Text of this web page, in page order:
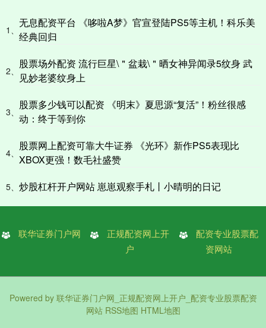
1、
无息配资平台 《哆啦A梦》官宣登陆PS5等主机！科乐美
经典回归
2、
股票场外配资 流行巨星\＂盆栽\＂晒女神异闻录5纹身 武
见妙老婆纹身上
3、
股票多少钱可以配资 《明末》夏思源“复活”！粉丝很感
动：终于等到你
4、
股票网上配资可靠大牛证券 《光环》新作PS5表现比
XBOX更强！数毛社盛赞
5、 炒股杠杆开户网站 崽崽观察手札丨小晴明的日记
联华证券门户网
正规配资网上开
户
配资专业股票配
资网站
Powered by 联华证券门户网_正规配资网上开户_配资专业股票配资
网站 RSS地图 HTML地图